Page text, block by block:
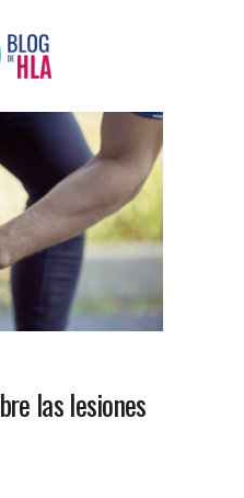
las lesiones